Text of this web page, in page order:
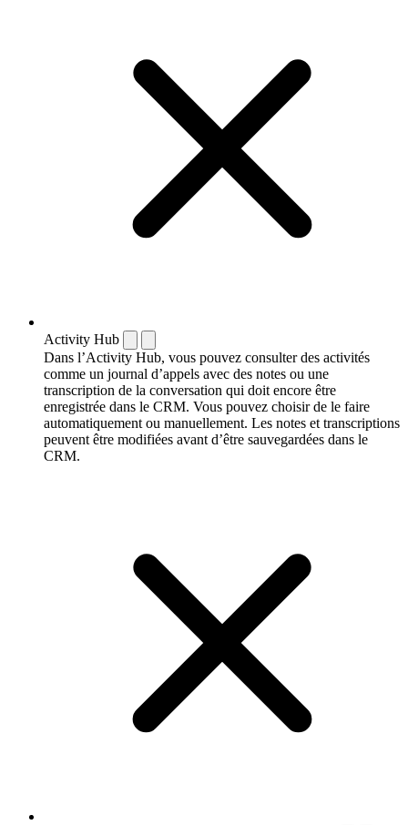
Activity Hub
Dans l’Activity Hub, vous pouvez consulter des activités
comme un journal d’appels avec des notes ou une
transcription de la conversation qui doit encore être
enregistrée dans le CRM. Vous pouvez choisir de le faire
automatiquement ou manuellement. Les notes et transcriptions
peuvent être modifiées avant d’être sauvegardées dans le
CRM.